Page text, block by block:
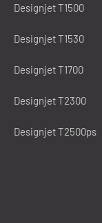
Designjet T1500
Designjet T1530
Designjet T1700
Designjet T2300
Designjet T2500ps